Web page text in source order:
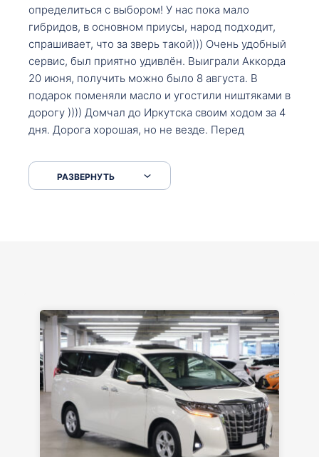
определиться с выбором! У нас пока мало
гибридов, в основном приусы, народ подходит,
спрашивает, что за зверь такой))) Очень удобный
сервис, был приятно удивлён. Выиграли Аккорда
20 июня, получить можно было 8 августа. В
подарок поменяли масло и угостили ништяками в
дорогу )))) Домчал до Иркутска своим ходом за 4
дня. Дорога хорошая, но не везде. Перед
серпантинах по пути следования.
РАЗВЕРНУТЬ